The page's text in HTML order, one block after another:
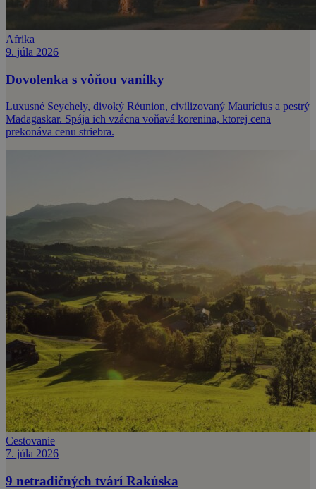
Afrika
9. júla 2026
Dovolenka s vôňou vanilky
Luxusné Seychely, divoký Réunion, civilizovaný Maurícius a pestrý
Madagaskar. Spája ich vzácna voňavá korenina, ktorej cena
prekonáva cenu striebra.
Cestovanie
7. júla 2026
9 netradičných tvárí Rakúska